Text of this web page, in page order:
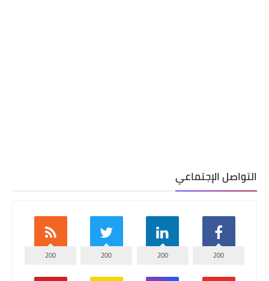
التواصل الإجتماعي
200
200
200
200